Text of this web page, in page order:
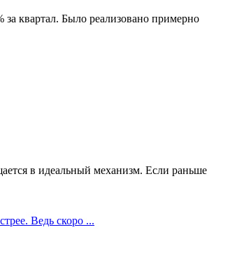
квартал. Было реализовано примерно
в идеальный механизм. Если раньше
Ведь скоро ...